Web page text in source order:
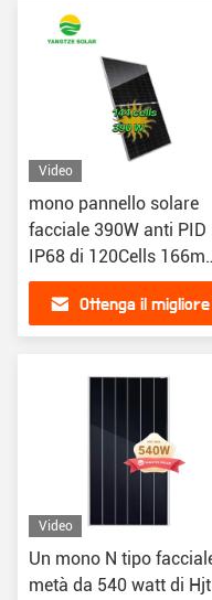
Video
mono pannello solare
facciale 390W anti PID
IP68 di 120Cells
impermeabile
Ottenga il migliore
Video
Un mono N tipo
metà da 540 watt di Hjt